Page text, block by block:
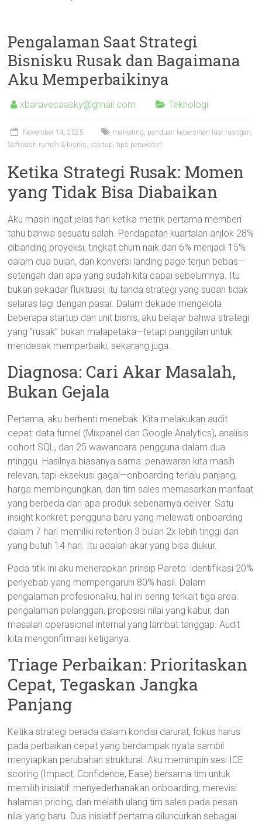
Pengalaman Saat Strategi
Bisnisku Rusak dan Bagaimana
Aku Memperbaikinya
xbaravecaasky@gmail.com Teknologi
November 14, 2025 marketing, panduan kebersihan luar ruangan,
Softwash rumah & bisnis, startup,tips perawatan
Ketika Strategi Rusak: Momen
yang Tidak Bisa Diabaikan
Aku masih ingat jelas hari ketika metrik pertama memberi
tahu bahwa sesuatu salah. Pendapatan kuartalan anjlok 28%
dibanding proyeksi, tingkat churn naik dari 6% menjadi 15%
dalam dua bulan, dan konversi landing page terjun bebas—
setengah dari apa yang sudah kita capai sebelumnya. Itu
bukan sekadar fluktuasi; itu tanda strategi yang sudah tidak
selaras lagi dengan pasar. Dalam dekade mengelola
beberapa startup dan unit bisnis, aku belajar bahwa strategi
yang “rusak” bukan malapetaka—tetapi panggilan untuk
mendesak memperbaiki, sekarang juga.
Diagnosa: Cari Akar Masalah,
Bukan Gejala
Pertama, aku berhenti menebak. Kita melakukan audit
cepat: data funnel (Mixpanel dan Google Analytics), analisis
cohort SQL, dan 25 wawancara pengguna dalam dua
minggu. Hasilnya biasanya sama: penawaran kita masih
relevan, tapi eksekusi gagal—onboarding terlalu panjang,
harga membingungkan, dan tim sales memasarkan manfaat
yang berbeda dari apa produk sebenarnya deliver. Satu
insight konkret: pengguna baru yang melewati onboarding
dalam 7 hari memiliki retention 3 bulan 2x lebih tinggi dari
yang butuh 14 hari. Itu adalah akar yang bisa diukur.
Pada titik ini aku menerapkan prinsip Pareto: identifikasi 20%
penyebab yang mempengaruhi 80% hasil. Dalam
pengalaman profesionalku, hal ini sering terkait tiga area:
pengalaman pelanggan, proposisi nilai yang kabur, dan
masalah operasional internal yang lambat tanggap. Audit
kita mengonfirmasi ketiganya.
Triage Perbaikan: Prioritaskan
Cepat, Tegaskan Jangka
Panjang
Ketika strategi berada dalam kondisi darurat, fokus harus
pada perbaikan cepat yang berdampak nyata sambil
menyiapkan perubahan struktural. Aku memimpin sesi ICE
scoring (Impact, Confidence, Ease) bersama tim untuk
memilih inisiatif: menyederhanakan onboarding, merevisi
halaman pricing, dan melatih ulang tim sales pada pesan
nilai yang baru. Dua inisiatif pertama diluncurkan sebagai